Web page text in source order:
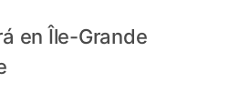
en Île-Grande